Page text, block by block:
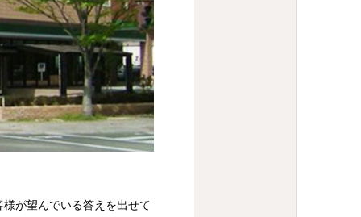
が望んでいる答えを出せて